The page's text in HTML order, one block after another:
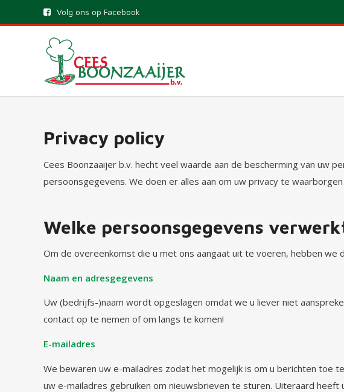
Volg ons op Facebook
Privacy policy
Cees Boonzaaijer b.v. hecht veel waarde aan de bescherming van uw
persoonsgegevens. We doen er alles aan om uw privacy te
Welke persoonsgegevens
Om de overeenkomst die u met ons aangaat uit te voeren, hebben we
Naam en adresgegevens
Uw (bedrijfs-)naam wordt opgeslagen omdat we u liever niet
contact op te nemen of om langs te komen!
E-mailadres
We bewaren uw e-mailadres zodat het mogelijk is om u berichten toe
uw e-mailadres gebruiken om nieuwsbrieven te sturen. Uiteraard